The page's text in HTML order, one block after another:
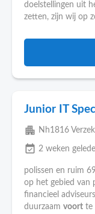
doelstellingen uit
zetten, zijn wij op
Junior IT
apartment Nh1816
event_available 2 weken
polissen en ruim
op het gebied van
financieel
duurzaam voort te